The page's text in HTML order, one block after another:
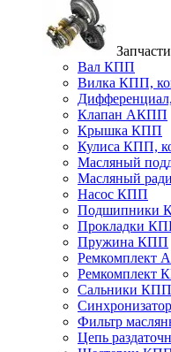
Вал КПП
Вилка КПП,
Клапан АКПП
Крышка КПП
Кулиса КПП,
Масляный
Масляный
Насос КПП
Подшипники
Прокладки
Пружина КПП
Ремкомплект
Ремкомплект
Сальники КПП
Фильтр
Цепь